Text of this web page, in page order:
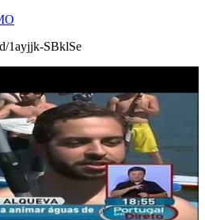
1ayjjk-SBklSe